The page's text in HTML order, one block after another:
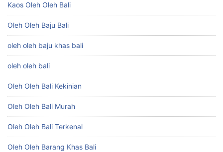
Kaos Oleh Oleh Bali
Oleh Oleh Baju Bali
oleh oleh baju khas bali
oleh oleh bali
Oleh Oleh Bali Kekinian
Oleh Oleh Bali Murah
Oleh Oleh Bali Terkenal
Oleh Oleh Barang Khas Bali